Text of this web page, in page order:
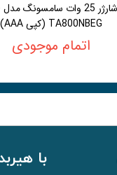
TA800NBEG (کپی AAA)
اتمام موجودی
با